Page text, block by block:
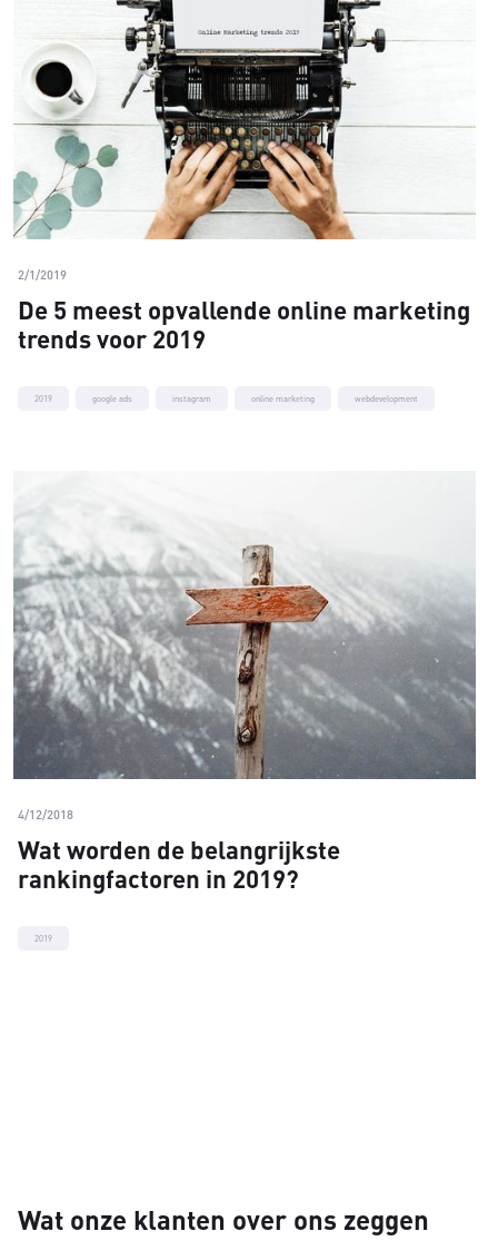
2019 google ads instagram online marketing webdevelopment
2/1/2019
De 5 meest opvallende online marketing
trends voor 2019
2019
4/12/2018
Wat worden de belangrijkste
rankingfactoren in 2019?
Wat onze klanten over ons zeggen